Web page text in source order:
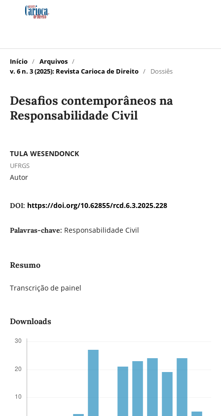
Início / Arquivos /
v. 6 n. 3 (2025): Revista Carioca de Direito / Dossiês
Desafios contemporâneos na
Responsabilidade Civil
TULA WESENDONCK
UFRGS
Autor
DOI: https://doi.org/10.62855/rcd.6.3.2025.228
Palavras-chave: Responsabilidade Civil
Resumo
Transcrição de painel
Downloads